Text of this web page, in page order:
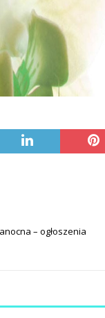
– ogłoszenia